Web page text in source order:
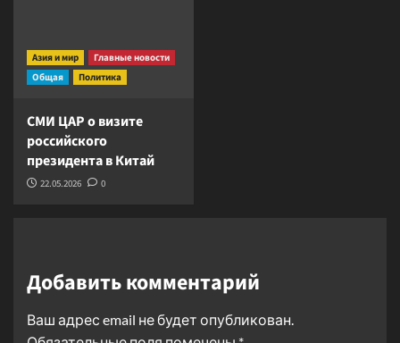
Азия и мир
Главные новости
Общая
Политика
СМИ ЦАР о визите
российского
президента в Китай
22.05.2026 0
Добавить комментарий
Ваш адрес email не будет опубликован.